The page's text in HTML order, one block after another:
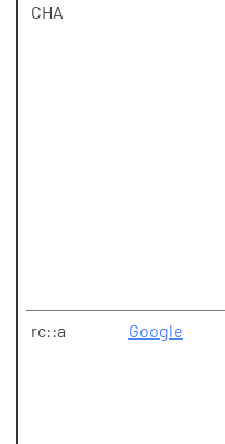
CHA
rc::a Google